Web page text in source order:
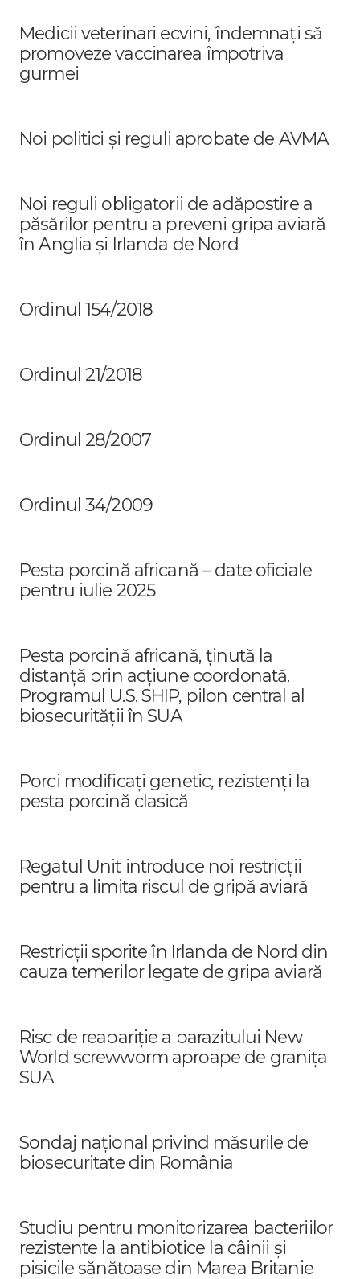
Medicii veterinari ecvini, îndemnați să
promoveze vaccinarea împotriva
gurmei
Noi politici și reguli aprobate de AVMA
Noi reguli obligatorii de adăpostire a
păsărilor pentru a preveni gripa aviară
în Anglia și Irlanda de Nord
Ordinul 154/2018
Ordinul 21/2018
Ordinul 28/2007
Ordinul 34/2009
Pesta porcină africană – date oficiale
pentru iulie 2025
Pesta porcină africană, ținută la
distanță prin acțiune coordonată.
Programul U.S. SHIP, pilon central al
biosecurității în SUA
Porci modificați genetic, rezistenți la
pesta porcină clasică
Regatul Unit introduce noi restricții
pentru a limita riscul de gripă aviară
Restricții sporite în Irlanda de Nord din
cauza temerilor legate de gripa aviară
Risc de reapariție a parazitului New
World screwworm aproape de granița
SUA
Sondaj național privind măsurile de
biosecuritate din România
Studiu pentru monitorizarea bacteriilor
rezistente la antibiotice la câinii și
pisicile sănătoase din Marea Britanie